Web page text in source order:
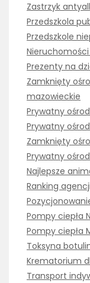
Zastrzyk
Przedszkola
Przedszkole
Nieruchomości
Prezenty na
Zamknięty
mazowieckie
Prywatny
Prywatny
Zamknięty
Prywatny
Najlepsze
Ranking
Pompy ciepła
Pompy ciepła
Toksyna
Krematorium
Transport